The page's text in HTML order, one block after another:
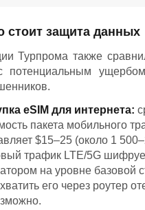
стоит защита данных
Турпрома также
потенциальным
eSIM для интернета:
пакета мобильного
$15–25 (около 1
трафик LTE/5G
на уровне базовой
его через роутер